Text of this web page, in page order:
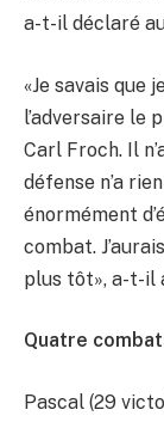
a-t-il déclaré
«Je savais que
l’adversaire le
Carl Froch. Il
défense n’a
énormément
combat.
plus tôt», a-t-il
Quatre
Pascal (29